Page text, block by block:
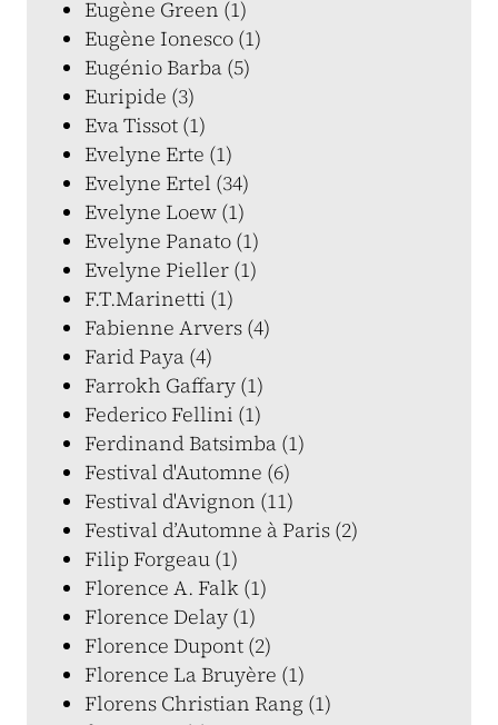
Eugène Green (1)
Eugène Ionesco (1)
Eugénio Barba (5)
Euripide (3)
Eva Tissot (1)
Evelyne Erte (1)
Evelyne Ertel (34)
Evelyne Loew (1)
Evelyne Panato (1)
Evelyne Pieller (1)
F.T.Marinetti (1)
Fabienne Arvers (4)
Farid Paya (4)
Farrokh Gaffary (1)
Federico Fellini (1)
Ferdinand Batsimba (1)
Festival d'Automne (6)
Festival d'Avignon (11)
Festival d’Automne à Paris (2)
Filip Forgeau (1)
Florence A. Falk (1)
Florence Delay (1)
Florence Dupont (2)
Florence La Bruyère (1)
Florens Christian Rang (1)